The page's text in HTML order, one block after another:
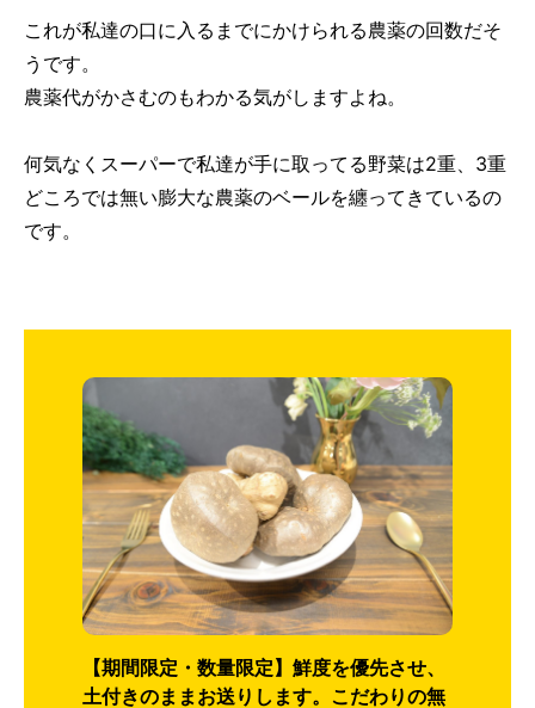
これが私達の口に入るまでにかけられる農薬の回数だそ
うです。
農薬代がかさむのもわかる気がしますよね。
何気なくスーパーで私達が手に取ってる野菜は2重、3重
どころでは無い膨大な農薬のベールを纏ってきているの
です。
【期間限定・数量限定】鮮度を優先させ、
土付きのままお送りします。こだわりの無